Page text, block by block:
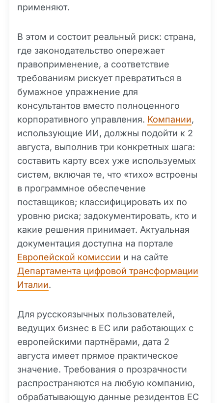
применяют.
В этом и состоит реальный риск: страна,
где законодательство опережает
правоприменение, а соответствие
требованиям рискует превратиться в
бумажное упражнение для
консультантов вместо полноценного
корпоративного управления. Компании,
использующие ИИ, должны подойти к 2
августа, выполнив три конкретных шага:
составить карту всех уже используемых
систем, включая те, что «тихо» встроены
в программное обеспечение
поставщиков; классифицировать их по
уровню риска; задокументировать, кто и
какие решения принимает. Актуальная
документация доступна на портале
Европейской комиссии и на сайте
Департамента цифровой трансформации
Италии.
Для русскоязычных пользователей,
ведущих бизнес в ЕС или работающих с
европейскими партнёрами, дата 2
августа имеет прямое практическое
значение. Требования о прозрачности
распространяются на любую компанию,
обрабатывающую данные резидентов ЕС